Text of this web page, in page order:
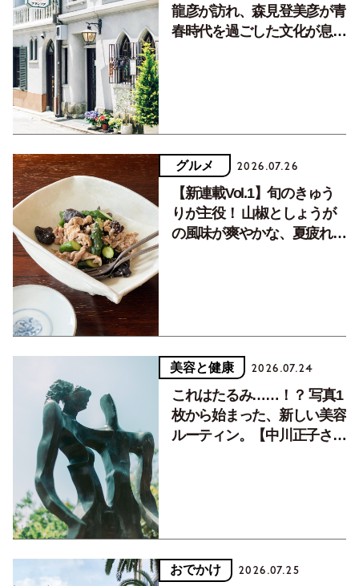
龍彦が訪れ、森見登美彦が青
春時代を過ごした文化が息づ
グルメ 2026.07.26
【新連載Vol.1】旬のきゅう
りが主役！ 山椒としょうが
の風味が爽やかな、夏疲れを
美容と健康 2026.07.24
これはたるみ……！？ 写真1
枚から始まった、新しい美容
ルーティン。【中川正子さん
おでかけ 2026.07.25